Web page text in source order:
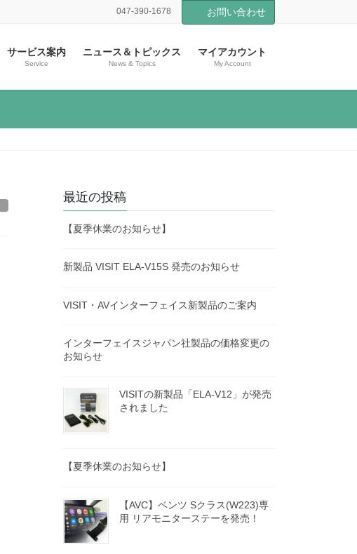
047-390-1678 お問い合わせ
サービス案内
Service
ニュース＆トピックス
News & Topics
マイアカウント
My Account
最近の投稿
【夏季休業のお知らせ】
新製品 VISIT ELA-V15S 発売のお知らせ
VISIT・AVインターフェイス新製品のご案内
インターフェイスジャパン社製品の価格変更の
お知らせ
VISITの新製品「ELA-V12」が発売
されました
【夏季休業のお知らせ】
【AVC】ベンツ Sクラス(W223)専
用 リアモニターステーを発売！